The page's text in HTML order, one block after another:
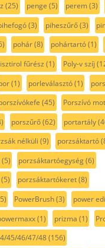
(25) penge (5) perem(3)
(3) piheszűrő(3)
pohár(8) pohártartó(1)
fűrész (1) Poly-v szíj
(1) porleválasztó(1)
(45) Porszívó
porszűrő(62) portartály
nélküli (9) porzsáktartó
(5) porzsáktartóegység(6)
porzsáktartókeret(8)
PowerBrush(3) power
(1) prizma (1)
45/46/47/48(156)